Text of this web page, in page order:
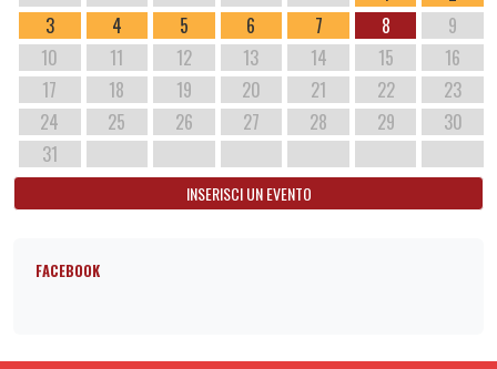
3
4 5 6 7 8
9
10
11 12 13 14 15
16
17
18 19 20 21 22
23
24
25 26 27 28 29
30
31
INSERISCI UN EVENTO
FACEBOOK